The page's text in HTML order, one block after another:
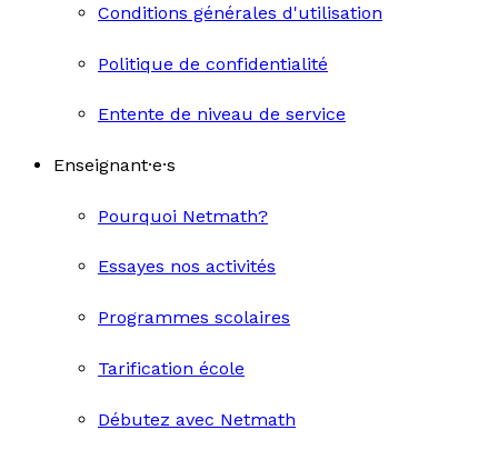
Conditions générales d'utilisation
Politique de confidentialité
Entente de niveau de service
Enseignant·e·s
Pourquoi Netmath?
Essayes nos activités
Programmes scolaires
Tarification école
Débutez avec Netmath